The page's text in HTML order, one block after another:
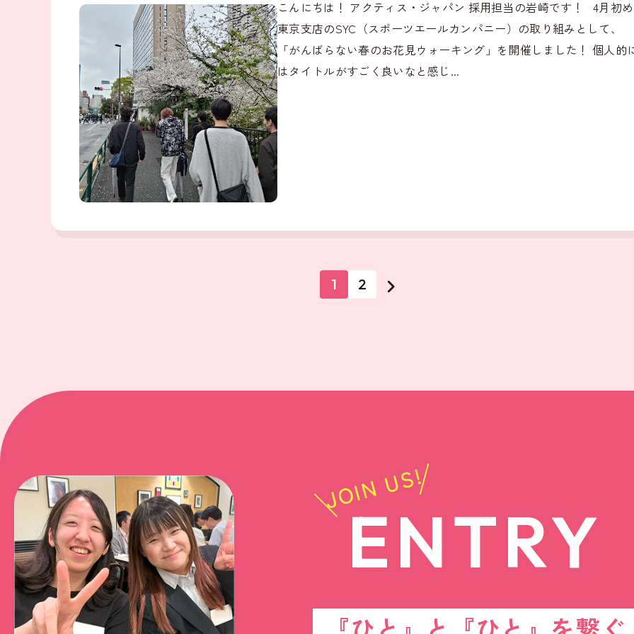
こんにちは！ アクティス・ジャパン 採用担当の岩崎です！ 4月初
東京支店のSYC（スポーツエールカンパニー）の取り組みとして、
「がんばらない春のお花見ウォーキング」を開催しました！ 個人的
はタイトルがすごく良いなと感じ...
1 2
JOIN US!
ENTRY